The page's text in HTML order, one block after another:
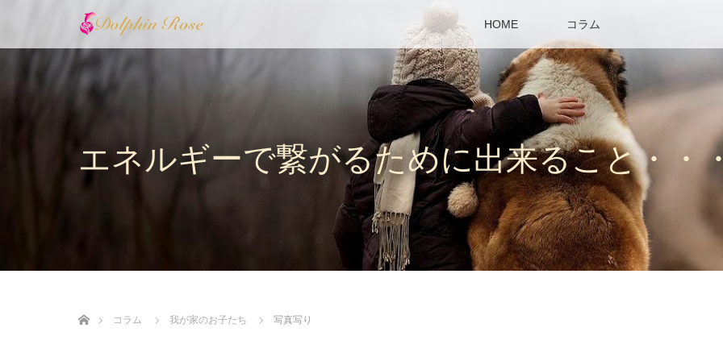
HOME コラム
エネルギーで繋がるために出来ること・・
コラム
我が家のお子たち 写真写り